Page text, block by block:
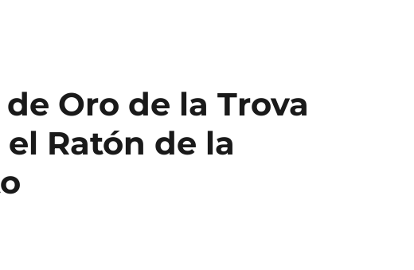
Oro de la Trova
el Ratón de la